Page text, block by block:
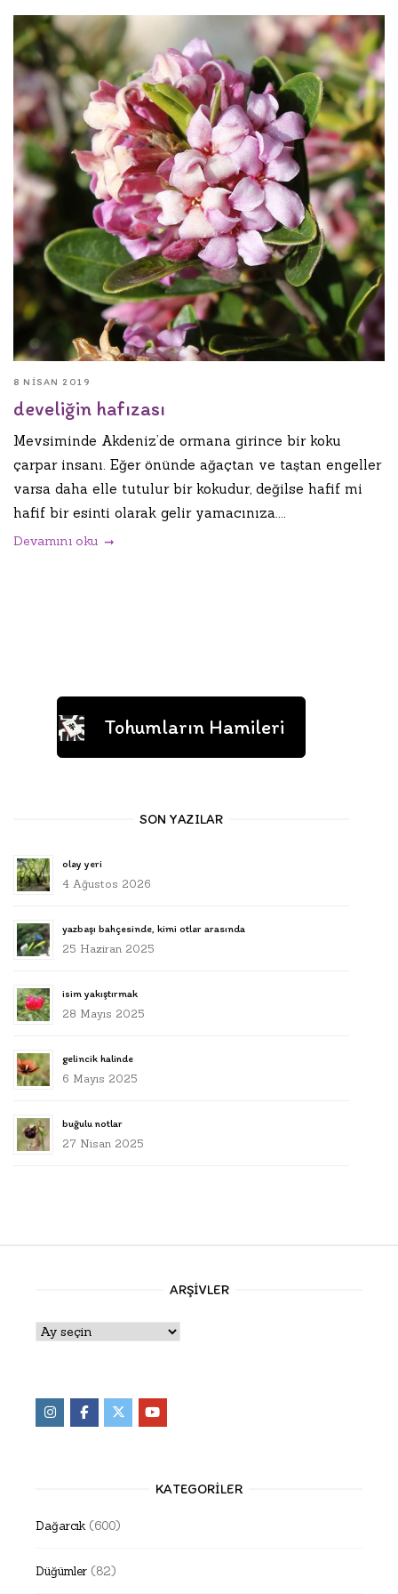
8 NISAN 2019
develiğin hafızası
Mevsiminde Akdeniz’de ormana girince bir koku
çarpar insanı. Eğer önünde ağaçtan ve taştan engeller
varsa daha elle tutulur bir kokudur, değilse hafif mi
hafif bir esinti olarak gelir yamacınıza....
Devamını oku
Tohumların Hamileri
SON YAZILAR
olay yeri
4 Ağustos 2026
yazbaşı bahçesinde, kimi otlar arasında
25 Haziran 2025
isim yakıştırmak
28 Mayıs 2025
gelincik halinde
6 Mayıs 2025
buğulu notlar
27 Nisan 2025
ARŞIVLER
Arşivler
KATEGORILER
Dağarcık (600)
Düğümler (82)